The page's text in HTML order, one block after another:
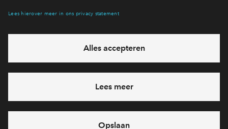
Hiermee blijf je op de hoogte van het belangrijkste nieuws en
Ja, ik wil mij aanmelden
Heb je een vraag en wil je direct antwoord? Bel ons op
71 22 749